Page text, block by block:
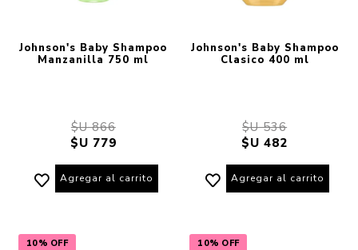
Johnson's Baby Shampoo
Manzanilla 750 ml
$U 866
$U 779
Agregar al carrito
Johnson's Baby Shampoo
Clasico 400 ml
$U 536
$U 482
Agregar al carrito
10% OFF 10% OFF